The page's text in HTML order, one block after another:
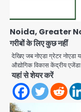
Noida, Greater
गरीबों के लिए कुछ नहीं
देखिए जब नोएडा ग्रेटर नोएडा
औद्योगिक विकास केंद्रीय
यहां से शेयर करें